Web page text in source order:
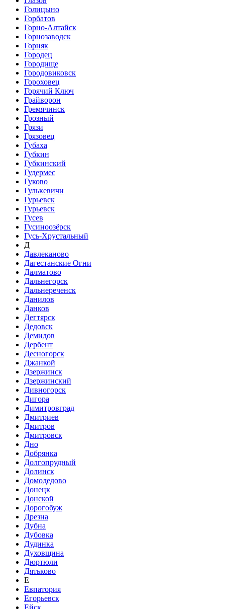
Голицыно
Горбатов
Горно-Алтайск
Горнозаводск
Горняк
Городец
Городище
Городовиковск
Гороховец
Горячий Ключ
Грайворон
Гремячинск
Грозный
Грязи
Грязовец
Губаха
Губкин
Губкинский
Гудермес
Гуково
Гулькевичи
Гурьевск
Гурьевск
Гусев
Гусиноозёрск
Гусь-Хрустальный
Д
Давлеканово
Дагестанские Огни
Далматово
Дальнегорск
Дальнереченск
Данилов
Данков
Дегтярск
Дедовск
Демидов
Дербент
Десногорск
Джанкой
Дзержинск
Дзержинский
Дивногорск
Дигора
Димитровград
Дмитриев
Дмитров
Дмитровск
Дно
Добрянка
Долгопрудный
Долинск
Домодедово
Донецк
Донской
Дорогобуж
Дрезна
Дубна
Дубовка
Дудинка
Духовщина
Дюртюли
Дятьково
Е
Евпатория
Егорьевск
Ейск